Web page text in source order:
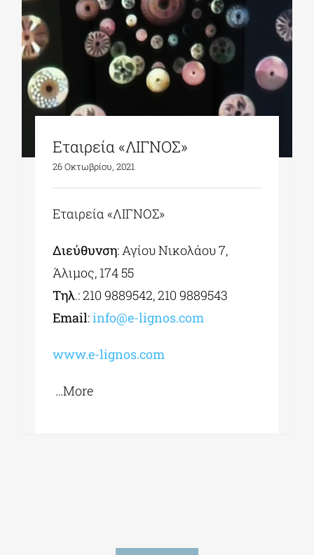
ΔΙΔΑΚΤΟΡΙΚΑ
ΕΚΠΑΙΔΕΥΤΙΚΑ ΙΔΡΥΜΑΤΑ
ΕΚΔΗΛΩΣΕΙΣ
Εταιρεία «ΛΙΓΝΟΣ»
26 Οκτωβρίου, 2021
Εταιρεία «ΛΙΓΝΟΣ»
Διεύθυνση: Αγίου Νικολάου 7,
Άλιμος, 174 55
Τηλ.: 210 9889542, 210 9889543
Εmail:info@e-lignos.com
www.e-lignos.com
…More